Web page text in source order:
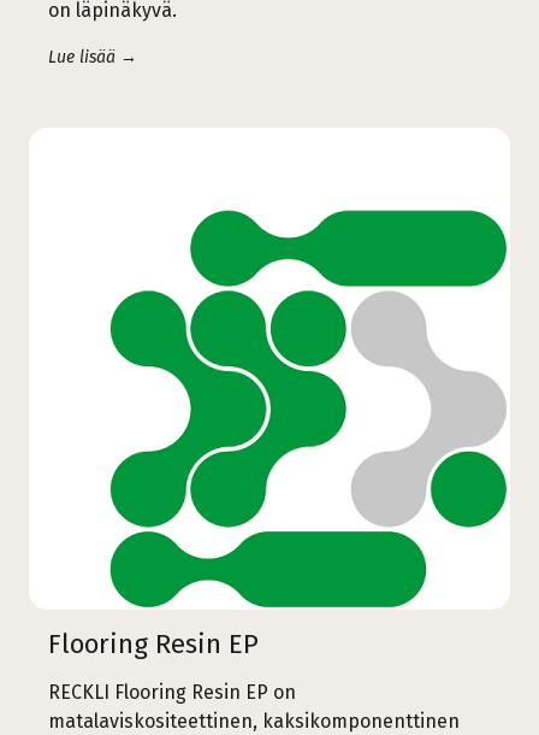
on läpinäkyvä.
Lue lisää →
Flooring Resin EP
RECKLI Flooring Resin EP on
matalaviskositeettinen, kaksikomponenttinen